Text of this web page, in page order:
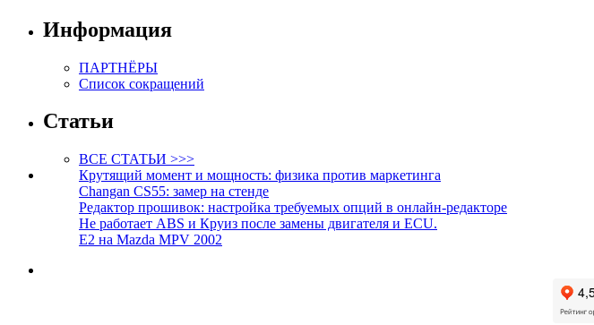
Информация
ПАРТНЁРЫ
Список сокращений
Статьи
ВСЕ СТАТЬИ >>>
Крутящий момент и мощность: физика против маркетинга
Changan CS55: замер на стенде
Редактор прошивок: настройка требуемых опций в онлайн-редакторе
Не работает ABS и Круиз после замены двигателя и ECU.
E2 на Mazda MPV 2002